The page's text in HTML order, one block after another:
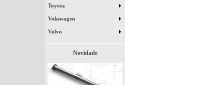
Toyota
Vokswagen
Volvo
Novidade